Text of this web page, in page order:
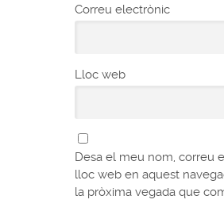
Correu electrònic
Lloc web
Desa el meu nom, correu
lloc web en aquest
la pròxima vegada que